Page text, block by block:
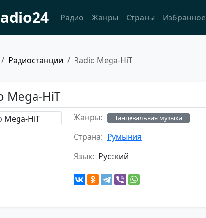
Радио Жанры Страны Избранное
Радиостанции Radio Mega-HiT
Mega-HiT
Жанры: Танцевальная музыка
Страна: Румыния
Язык: Русский